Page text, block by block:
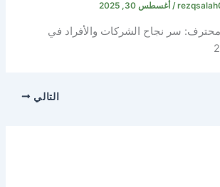
/ أغسطس 30, 2025
سر نجاح الشركات والأفراد في
التالي